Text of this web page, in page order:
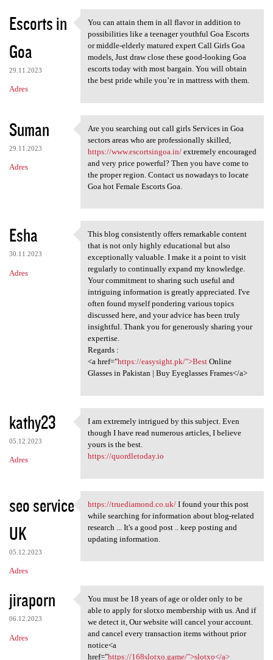
Escorts in
Goa
29.11.2023
Adres
You can attain them in all
You can attain them in all flavor in addition to
possibilities like a teenager youthful Goa Escorts
or middle-elderly matured expert Call Girls Goa
models, Just draw close these good-looking Goa
escorts today with most bargain. You will obtain
the best pride while you’re in mattress with them.
Suman
29.11.2023
Adres
Are you searching out call
Are you searching out call girls Services in Goa
sectors areas who are professionally skilled,
https://www.escortsingoa.in/extremely encouraged
and very price powerful? Then you have come to
the proper region. Contact us nowadays to locate
Goa hot Female Escorts Goa.
Esha
30.11.2023
Adres
This blog consistently offers
This blog consistently offers remarkable content
that is not only highly educational but also
exceptionally valuable. I make it a point to visit
regularly to continually expand my knowledge.
Your commitment to sharing such useful and
intriguing information is greatly appreciated. I've
often found myself pondering various topics
discussed here, and your advice has been truly
insightful. Thank you for generously sharing your
expertise.
Regards :
<a href="https://easysight.pk/">BestOnline
Glasses in Pakistan | Buy Eyeglasses Frames</a>
kathy23
05.12.2023
Adres
I am extremely intrigued by
I am extremely intrigued by this subject. Even
though I have read numerous articles, I believe
yours is the best.
https://quordletoday.io
seo service
UK
05.12.2023
Adres
https://truediamond.co.uk/ I
https://truediamond.co.uk/I found your this post
while searching for information about blog-related
research ... It's a good post .. keep posting and
updating information.
jiraporn
06.12.2023
Adres
You must be 18 years of age
You must be 18 years of age or older only to be
able to apply for slotxo membership with us. And if
we detect it, Our website will cancel your account.
and cancel every transaction items without prior
notice<a
href="https://168slotxo.game/">slotxo</a>